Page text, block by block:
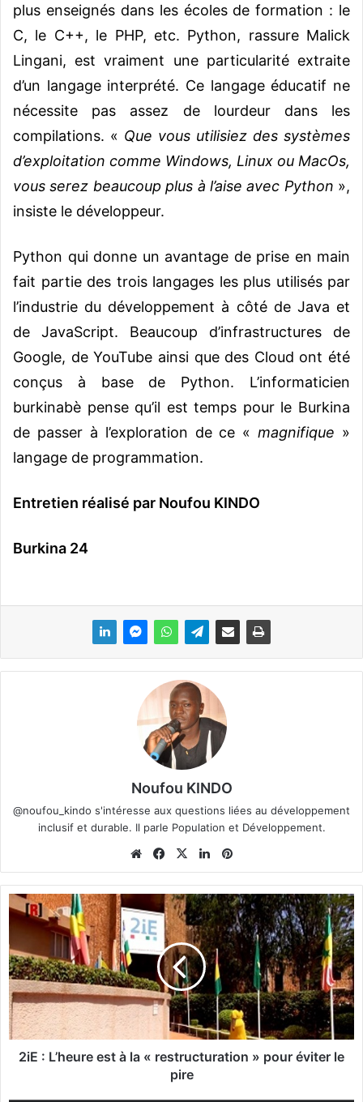
plus enseignés dans les écoles de formation : le
C, le C++, le PHP, etc. Python, rassure Malick
Lingani, est vraiment une particularité extraite
d’un langage interprété. Ce langage éducatif ne
nécessite pas assez de lourdeur dans les
compilations. « Que vous utilisiez des systèmes
d’exploitation comme Windows, Linux ou MacOs,
vous serez beaucoup plus à l’aise avec Python »,
insiste le développeur.
Python qui donne un avantage de prise en main
fait partie des trois langages les plus utilisés par
l’industrie du développement à côté de Java et
de JavaScript. Beaucoup d’infrastructures de
Google, de YouTube ainsi que des Cloud ont été
conçus à base de Python. L’informaticien
burkinabè pense qu’il est temps pour le Burkina
de passer à l’exploration de ce «magnifique »
langage de programmation.
Entretien réalisé par Noufou KINDO
Burkina 24
Noufou KINDO
@noufou_kindo s'intéresse aux questions liées au développement
inclusif et durable. Il parle Population et Développement.
We
bsi
te
Fa
ce
bo
ok
X
Lin
ke
din
ter
est
:
L
’
h
e
u
2iE : L’heure est à la « restructuration » pour éviter le
pire